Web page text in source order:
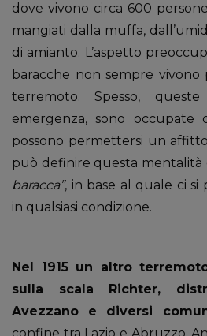
dove vivono circa 600
mangiati dalla muffa,
di amianto. L’aspetto
baracche non sempre
terremoto. Spesso,
emergenza, sono occupate
possono permettersi un
può definire questa mentalità
baracca”, in base al quale ci
in qualsiasi condizione.
Nel 1915 un altro
sulla scala Richter,
Avezzano e diversi